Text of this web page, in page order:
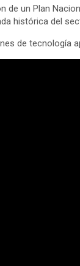
un Plan
histórica del
de tecnología